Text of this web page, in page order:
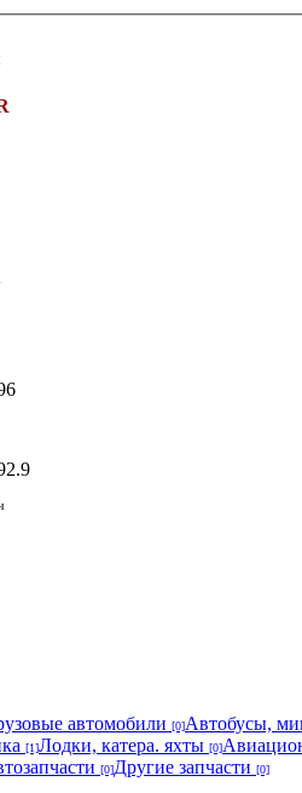
автомобили [0]Автобусы,
[1]Лодки, катера. яхты [0]
[0]Другие запчасти [0]